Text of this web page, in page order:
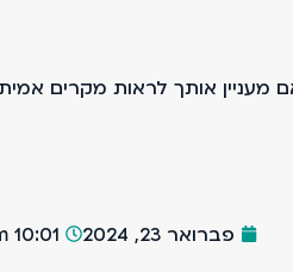
אותך לראות מקרים
פברואר 23, 2024
10:01 pm